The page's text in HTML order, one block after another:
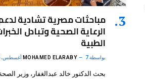
مباحثات مصرية تشادية
الرعاية الصحية وتبادل
الطبية
بواسطة MOHAMED ELARABY 7 أغسطس، 2026
بحث الدكتور خالد عبدالغفار، وزير